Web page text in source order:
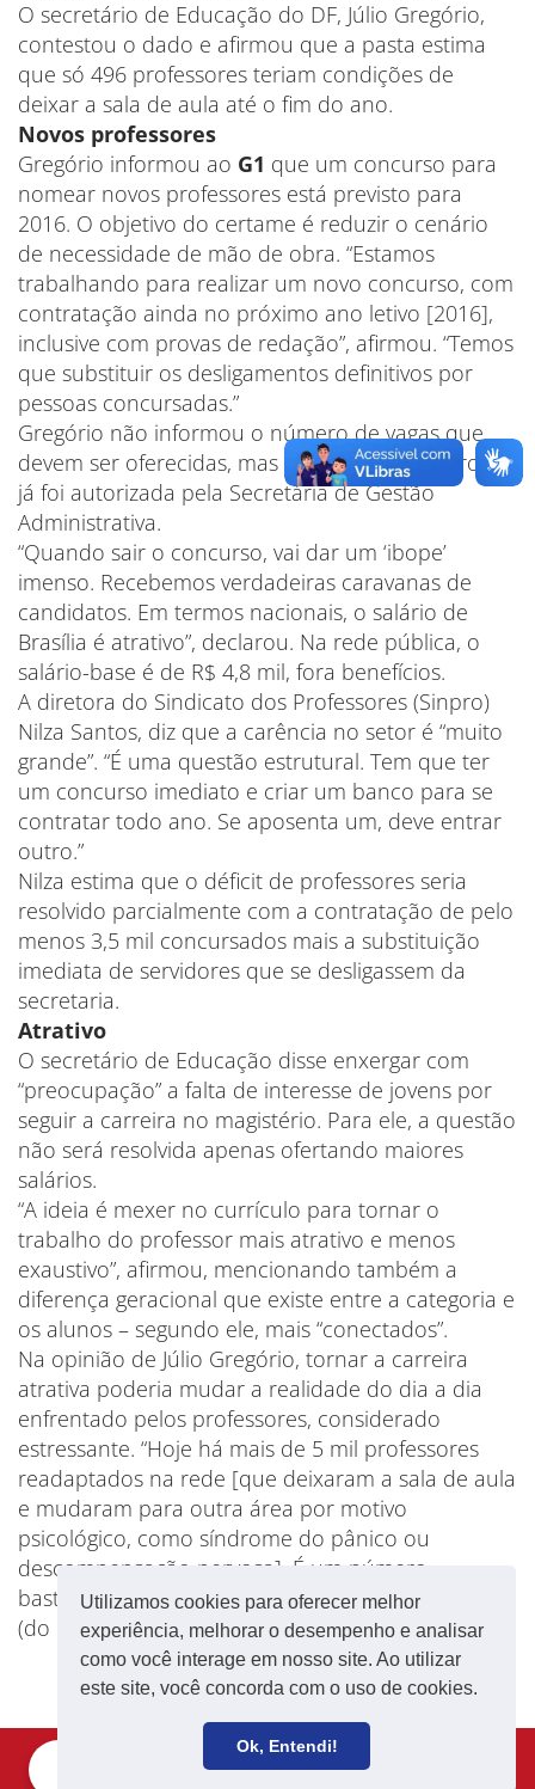
Utilizamos cookies para oferecer melhor
experiência, melhorar o desempenho e analisar
como você interage em nosso site. Ao utilizar
este site, você concorda com o uso de cookies.
Ok, Entendi!
O secretário de Educação do DF, Júlio Gregório,
contestou o dado e afirmou que a pasta estima
que só 496 professores teriam condições de
deixar a sala de aula até o fim do ano.
Novos professores
Gregório informou ao G1 que um concurso para
nomear novos professores está previsto para
2016. O objetivo do certame é reduzir o cenário
de necessidade de mão de obra. “Estamos
trabalhando para realizar um novo concurso, com
contratação ainda no próximo ano letivo [2016],
inclusive com provas de redação”, afirmou. “Temos
que substituir os desligamentos definitivos por
pessoas concursadas.”
Gregório não informou o número de vagas que
devem ser oferecidas, mas disse que que a prova
já foi autorizada pela Secretária de Gestão
Administrativa.
“Quando sair o concurso, vai dar um ‘ibope’
imenso. Recebemos verdadeiras caravanas de
candidatos. Em termos nacionais, o salário de
Brasília é atrativo”, declarou. Na rede pública, o
salário-base é de R$ 4,8 mil, fora benefícios.
A diretora do Sindicato dos Professores (Sinpro)
Nilza Santos, diz que a carência no setor é “muito
grande”. “É uma questão estrutural. Tem que ter
um concurso imediato e criar um banco para se
contratar todo ano. Se aposenta um, deve entrar
outro.”
Nilza estima que o déficit de professores seria
resolvido parcialmente com a contratação de pelo
menos 3,5 mil concursados mais a substituição
imediata de servidores que se desligassem da
secretaria.
Atrativo
O secretário de Educação disse enxergar com
“preocupação” a falta de interesse de jovens por
seguir a carreira no magistério. Para ele, a questão
não será resolvida apenas ofertando maiores
salários.
“A ideia é mexer no currículo para tornar o
trabalho do professor mais atrativo e menos
exaustivo”, afirmou, mencionando também a
diferença geracional que existe entre a categoria e
os alunos – segundo ele, mais “conectados”.
Na opinião de Júlio Gregório, tornar a carreira
atrativa poderia mudar a realidade do dia a dia
enfrentado pelos professores, considerado
estressante. “Hoje há mais de 5 mil professores
readaptados na rede [que deixaram a sala de aula
e mudaram para outra área por motivo
psicológico, como síndrome do pânico ou
descompensação nervosa]. É um número
bastante elevado.”
(do
G1)
Receba notícias